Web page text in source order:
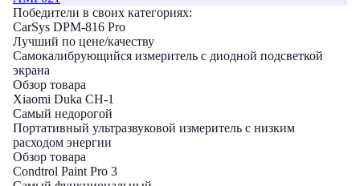
Победители в cвоих категориях:
CarSys DPM-816 Pro
Лучший по цене/качеству
Самокалибрующийся измеритель с диодной подсветкой
экрана
Обзор товара
Xiaomi Duka CH-1
Самый недорогой
Портативный ультразвуковой измеритель с низким
расходом энергии
Обзор товара
Condtrol Paint Pro 3